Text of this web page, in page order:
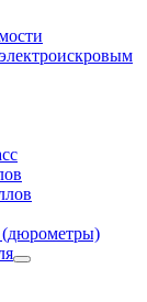
(дюрометры)